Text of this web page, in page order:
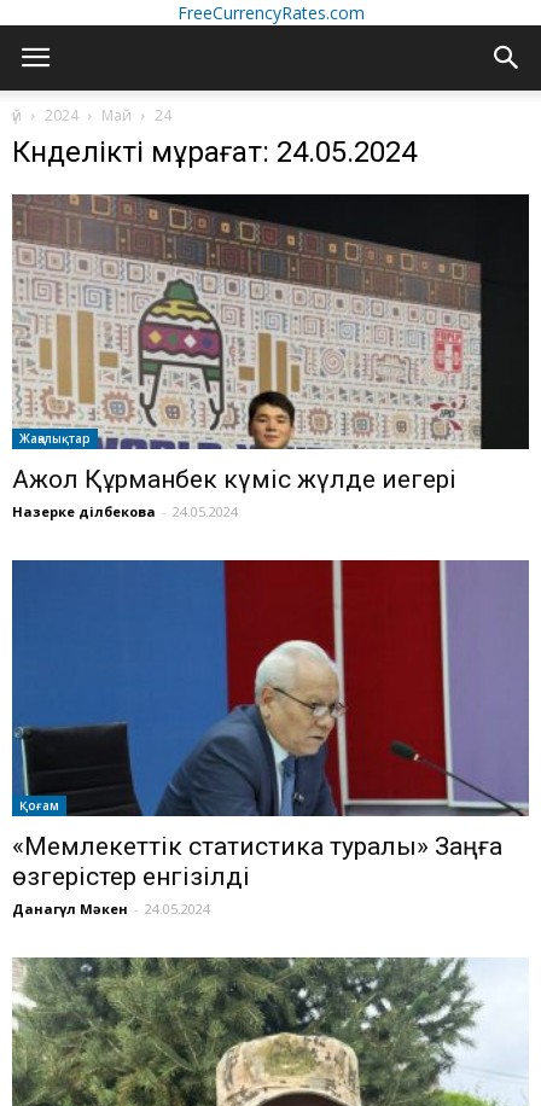
FreeCurrencyRates.com
үй 2024 Май 24
Күнделікті мұрағат: 24.05.2024
Жаңалықтар
Ақжол Құрманбек күміс жүлде иегері
Назерке Әділбекова - 24.05.2024
Қоғам
«Мемлекеттік статистика туралы» Заңға
өзгерістер енгізілді
Данагүл Мәкен - 24.05.2024